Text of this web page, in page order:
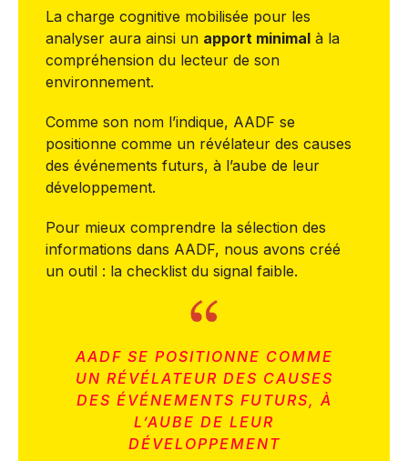
La charge cognitive mobilisée pour les
analyser aura ainsi un apport minimal à la
compréhension du lecteur de son
environnement.
Comme son nom l’indique, AADF se
positionne comme un révélateur des causes
des événements futurs, à l’aube de leur
développement.
Pour mieux comprendre la sélection des
informations dans AADF, nous avons créé
un outil : la checklist du signal faible.
AADF SE POSITIONNE COMME
UN RÉVÉLATEUR DES CAUSES
DES ÉVÉNEMENTS FUTURS, À
L’AUBE DE LEUR
DÉVELOPPEMENT